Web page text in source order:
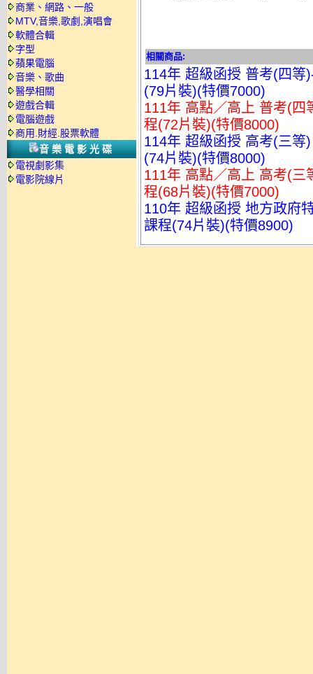
商業、網路、一般
MTV,音樂,歌劇,演唱會
軟體合輯
字型
蘋果電腦
音樂、歌曲
醫學相關
遊戲合輯
電腦遊戲
商用.財經.股票軟體
音樂電影光碟
電視劇影集
電影院線片
相關商品:
114年 超級函授 普考(四等
(79片裝)(特價7000)
111年 高點／高上 普考(四
程(72片裝)(特價8000)
114年 超級函授 高考(三等
(74片裝)(特價8000)
111年 高點／高上 高考(三
程(68片裝)(特價7000)
110年 超級函授 地方政府
課程(74片裝)(特價8900)